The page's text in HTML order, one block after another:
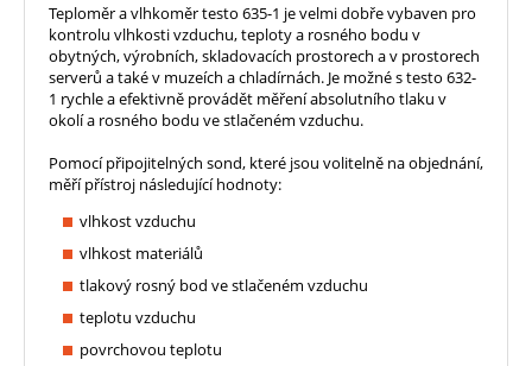
Teploměr a vlhkoměr testo 635-1 je velmi dobře vybaven pro
kontrolu vlhkosti vzduchu, teploty a rosného bodu v
obytných, výrobních, skladovacích prostorech a v prostorech
serverů a také v muzeích a chladírnách. Je možné s testo 632-
1 rychle a efektivně provádět měření absolutního tlaku v
okolí a rosného bodu ve stlačeném vzduchu.
Pomocí připojitelných sond, které jsou volitelně na objednání,
měří přístroj následující hodnoty:
vlhkost vzduchu
vlhkost materiálů
tlakový rosný bod ve stlačeném vzduchu
teplotu vzduchu
povrchovou teplotu